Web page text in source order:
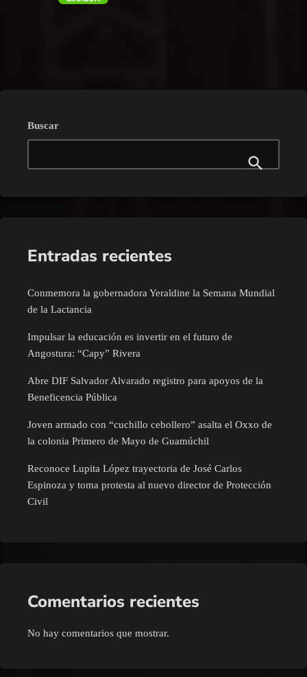
Buscar
Entradas recientes
Conmemora la gobernadora Yeraldine la Semana Mundial
de la Lactancia
Impulsar la educación es invertir en el futuro de
Angostura: “Capy” Rivera
Abre DIF Salvador Alvarado registro para apoyos de la
Beneficencia Pública
Joven armado con “cuchillo cebollero” asalta el Oxxo de
la colonia Primero de Mayo de Guamúchil
Reconoce Lupita López trayectoria de José Carlos
Espinoza y toma protesta al nuevo director de Protección
Civil
Comentarios recientes
No hay comentarios que mostrar.